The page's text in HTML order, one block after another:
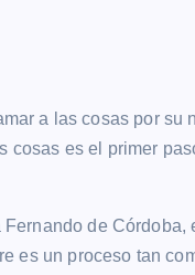
a las cosas por su
es el primer
de Córdoba,
es un proceso tan